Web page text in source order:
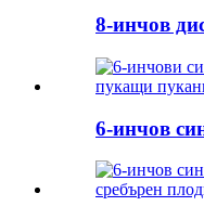
8-инчов
6-инчов